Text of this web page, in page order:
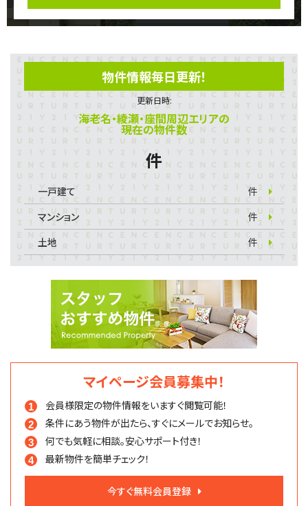
物件情報毎日更新！
更新日時:
海老名・綾瀬・座間周辺エリアの
現在の物件数
件
一戸建て
件
マンション
件
土地
件
マイページ会員募集中！
会員様限定の物件情報をいますぐ閲覧可能！
条件にあう物件が出たら、すぐにメールでお知らせ。
何でも気軽に相談。安心サポート付き！
最新物件を簡単チェック！
今すぐ無料会員登録